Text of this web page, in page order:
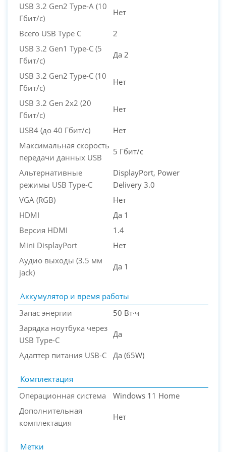
USB 3.2 Gen2 Type-A (10
Гбит/с)
Нет
Всего USB Type C
2
USB 3.2 Gen1 Type-C (5
Гбит/с)
Да 2
USB 3.2 Gen2 Type-C (10
Гбит/с)
Нет
USB 3.2 Gen 2x2 (20
Гбит/с)
Нет
USB4 (до 40 Гбит/с)
Нет
Максимальная скорость
передачи данных USB
5 Гбит/с
Альтернативные
режимы USB Type-C
DisplayPort, Power
Delivery 3.0
VGA (RGB)
Нет
HDMI
Да 1
Версия HDMI
1.4
Mini DisplayPort
Нет
Аудио выходы (3.5 мм
jack)
Да 1
Аккумулятор и время работы
Запас энергии
50 Вт·ч
Зарядка ноутбука через
USB Type-C
Да
Адаптер питания USB-C Да (65W)
Комплектация
Операционная система
Windows 11 Home
Дополнительная
комплектация
Нет
Метки